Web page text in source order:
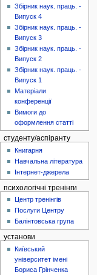
Збірник наук. праць. -
Випуск 4
Збірник наук. праць. -
Випуск 3
Збірник наук. праць. -
Випуск 2
Збірник наук. праць. -
Випуск 1
Матеріали
конференції
Вимоги до
оформлення статті
студенту/аспіранту
Книгарня
Навчальна література
Інтернет-джерела
психологічні тренінги
Центр тренінгів
Послуги Центру
Балінтовська група
установи
Київський
університет імені
Бориса Грінченка